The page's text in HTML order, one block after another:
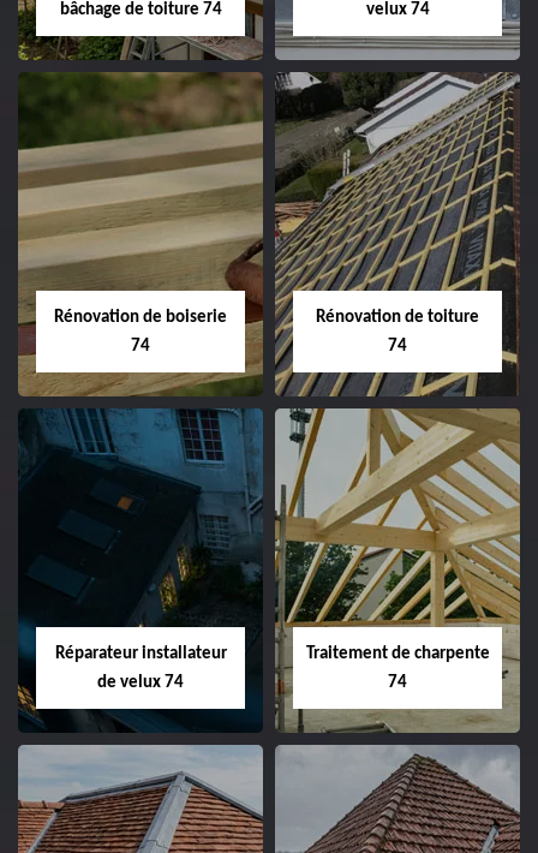
bâchage de toiture 74
velux 74
Rénovation de boiserie
74
Rénovation de toiture
74
Réparateur installateur
de velux 74
Traitement de charpente
74